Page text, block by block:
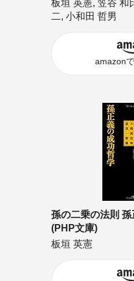
板垣 英憲, 笠谷 和
二, 小和田 哲男
amazon
孫の二乗の法則
(PHP文庫)
板垣 英憲